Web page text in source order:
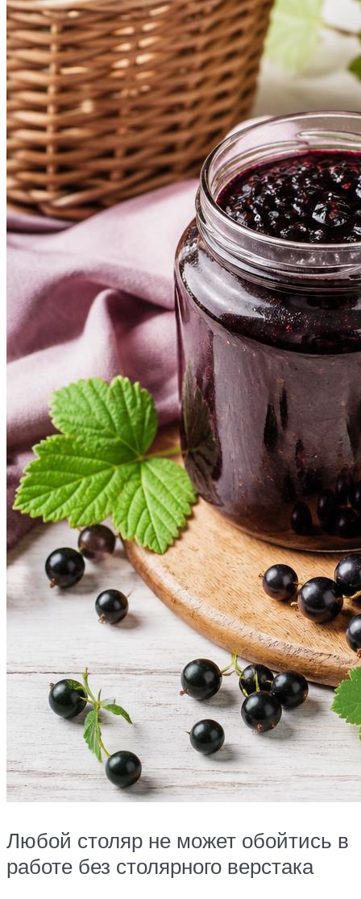
Любой столяр не может обойтись в
работе без столярного верстака